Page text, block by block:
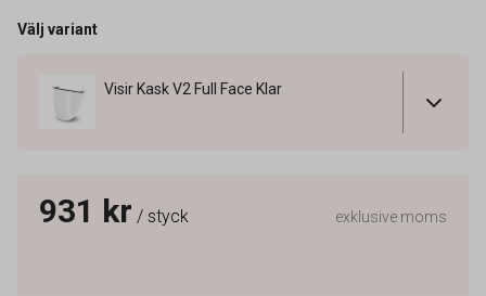
Välj variant
Visir Kask V2 Full Face Klar
931 kr / styck exklusive moms